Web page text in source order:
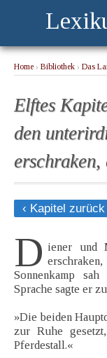
Home › Bibliothek › Das
Elftes
den
erschraken,
‹ Kapitel zurück
D iener und
Sonnenkamp
Sprache sagte er
»Die beiden
zur Ruhe
Pferdestall.«